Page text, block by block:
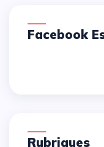
Facebook
Rubriques